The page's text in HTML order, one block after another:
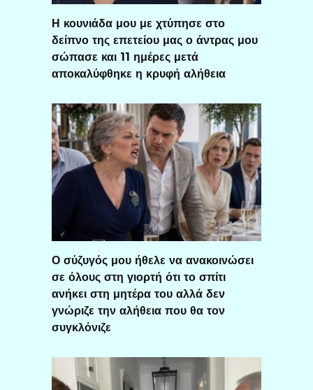
Η κουνιάδα μου με χτύπησε στο
δείπνο της επετείου μας ο άντρας μου
σώπασε και 11 ημέρες μετά
αποκαλύφθηκε η κρυφή αλήθεια
Ο σύζυγός μου ήθελε να ανακοινώσει
σε όλους στη γιορτή ότι το σπίτι
ανήκει στη μητέρα του αλλά δεν
γνώριζε την αλήθεια που θα τον
συγκλόνιζε